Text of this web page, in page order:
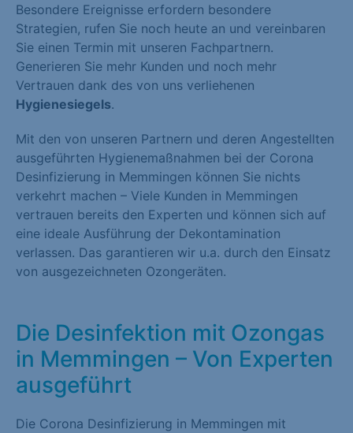
Besondere Ereignisse erfordern besondere
Strategien, rufen Sie noch heute an und vereinbaren
Sie einen Termin mit unseren Fachpartnern.
Generieren Sie mehr Kunden und noch mehr
Vertrauen dank des von uns verliehenen
Hygienesiegels.
Mit den von unseren Partnern und deren Angestellten
ausgeführten Hygienemaßnahmen bei der Corona
Desinfizierung in Memmingen können Sie nichts
verkehrt machen – Viele Kunden in Memmingen
vertrauen bereits den Experten und können sich auf
eine ideale Ausführung der Dekontamination
verlassen. Das garantieren wir u.a. durch den Einsatz
von ausgezeichneten Ozongeräten.
Die Desinfektion mit Ozongas
in Memmingen – Von Experten
ausgeführt
Die Corona Desinfizierung in Memmingen mit